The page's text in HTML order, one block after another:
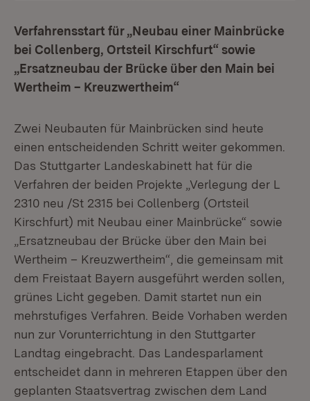
Verfahrensstart für „Neubau einer Mainbrücke
bei Collenberg, Ortsteil Kirschfurt“ sowie
„Ersatzneubau der Brücke über den Main bei
Wertheim – Kreuzwertheim“
Zwei Neubauten für Mainbrücken sind heute
einen entscheidenden Schritt weiter gekommen.
Das Stuttgarter Landeskabinett hat für die
Verfahren der beiden Projekte „Verlegung der L
2310 neu /St 2315 bei Collenberg (Ortsteil
Kirschfurt) mit Neubau einer Mainbrücke“ sowie
„Ersatzneubau der Brücke über den Main bei
Wertheim – Kreuzwertheim“, die gemeinsam mit
dem Freistaat Bayern ausgeführt werden sollen,
grünes Licht gegeben. Damit startet nun ein
mehrstufiges Verfahren. Beide Vorhaben werden
nun zur Vorunterrichtung in den Stuttgarter
Landtag eingebracht. Das Landesparlament
entscheidet dann in mehreren Etappen über den
geplanten Staatsvertrag zwischen dem Land